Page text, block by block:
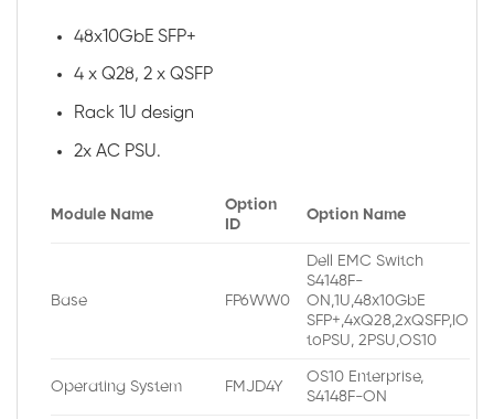
48x10GbE SFP+
4 x Q28, 2 x QSFP
Rack 1U design
2x AC PSU.
Module Name
Option
ID
Option Name
Base FP6WW0
Dell EMC Switch
S4148F-
ON,1U,48x10GbE
SFP+,4xQ28,2xQSFP,IO
toPSU, 2PSU,OS10
Operating System FMJD4Y
OS10 Enterprise,
S4148F-ON